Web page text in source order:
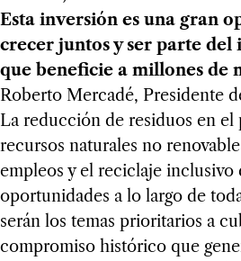
Esta inversión es una gran
crecer juntos y ser parte del
que beneficie a millones de
Roberto Mercadé, Presidente
La reducción de residuos en el
recursos naturales no
empleos y el reciclaje inclusivo
oportunidades a lo largo de
serán los temas prioritarios a
compromiso histórico que